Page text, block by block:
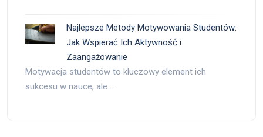
Najlepsze Metody Motywowania Studentów:
Jak Wspierać Ich Aktywność i
Zaangażowanie
Motywacja studentów to kluczowy element ich
sukcesu w nauce, ale …